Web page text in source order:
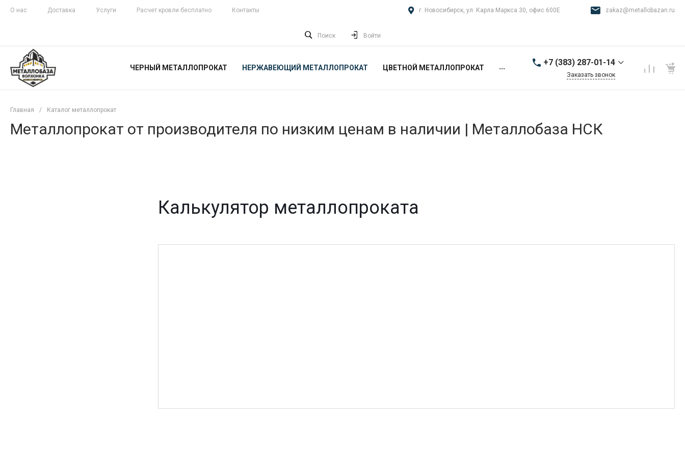
О нас Доставка Услуги Расчет кровли бесплатно Контакты г. Новосибирск, ул. Карла Маркса 30, офис 600Е zakaz@metallobazan.ru
Поиск Войти
ЧЕРНЫЙ МЕТАЛЛОПРОКАТ НЕРЖАВЕЮЩИЙ МЕТАЛЛОПРОКАТ ЦВЕТНОЙ МЕТАЛЛОПРОКАТ ... +7 (383) 287-01-14
9:00-18:00 пн-пт
Заказать звонок
Главная / Каталог металлопрокат
Металлопрокат от производителя по низким ценам в наличии | Металлобаза НСК
Калькулятор металлопроката